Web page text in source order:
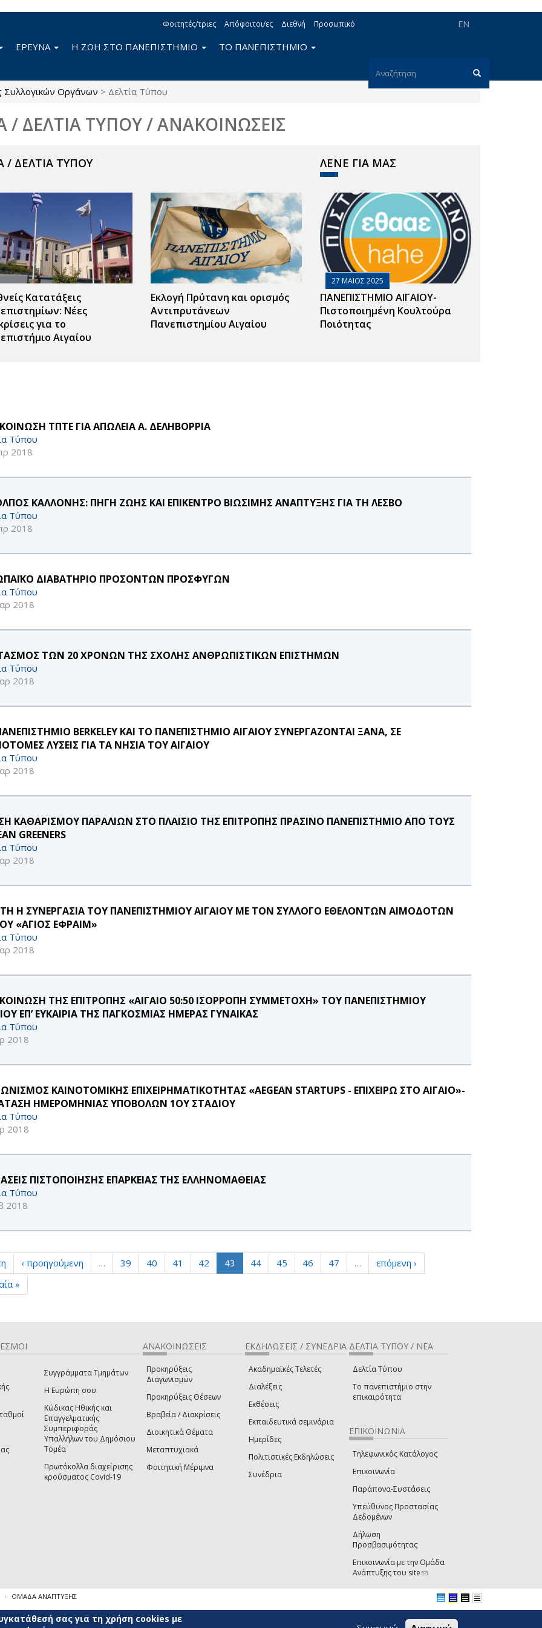
EN
Φοιτητές/τριες Απόφοιτοι/ες Διεθνή Προσωπικό
Φόρμα
ΕΡΕΥΝΑ Η ΖΩΗ ΣΤΟ ΠΑΝΕΠΙΣΤΗΜΙΟ ΤΟ ΠΑΝΕΠΙΣΤΗΜΙΟ
Συλλογικών Οργάνων > Δελτία Τύπου
/ ΔΕΛΤΙΑ ΤΥΠΟΥ / ΑΝΑΚΟΙΝΩΣΕΙΣ
/ ΔΕΛΤΙΑ ΤΥΠΟΥ
Κατατάξεις
Νέες
για το
Αιγαίου
Εκλογή Πρύτανη και ορισμός
Αντιπρυτάνεων
Πανεπιστημίου Αιγαίου
ΛΕΝΕ ΓΙΑ ΜΑΣ
27 ΜΑΙΟΣ 2025
ΠΑΝΕΠΙΣΤΗΜΙΟ ΑΙΓΑΙΟΥ-
Πιστοποιημένη Κουλτούρα
Ποιότητας
ΤΠΤΕ ΓΙΑ ΑΠΩΛΕΙΑ Α. ΔΕΛΗΒΟΡΡΙΑ
Τύπου
2018
ΚΑΛΛΟΝΗΣ: ΠΗΓΗ ΖΩΗΣ ΚΑΙ ΕΠΙΚΕΝΤΡΟ ΒΙΩΣΙΜΗΣ ΑΝΑΠΤΥΞΗΣ ΓΙΑ ΤΗ ΛΕΣΒΟ
Τύπου
2018
ΔΙΑΒΑΤΗΡΙΟ ΠΡΟΣΟΝΤΩΝ ΠΡΟΣΦΥΓΩΝ
Τύπου
2018
ΤΩΝ 20 ΧΡΟΝΩΝ ΤΗΣ ΣΧΟΛΗΣ ΑΝΘΡΩΠΙΣΤΙΚΩΝ ΕΠΙΣΤΗΜΩΝ
Τύπου
2018
BERKELEY ΚΑΙ ΤΟ ΠΑΝΕΠΙΣΤΗΜΙΟ ΑΙΓΑΙΟΥ ΣΥΝΕΡΓΑΖΟΝΤΑΙ ΞΑΝΑ, ΣΕ
ΛΥΣΕΙΣ ΓΙΑ ΤΑ ΝΗΣΙΑ ΤΟΥ ΑΙΓΑΙΟΥ
Τύπου
2018
ΚΑΘΑΡΙΣΜΟΥ ΠΑΡΑΛΙΩΝ ΣΤΟ ΠΛΑΙΣΙΟ ΤΗΣ ΕΠΙΤΡΟΠΗΣ ΠΡΑΣΙΝΟ ΠΑΝΕΠΙΣΤΗΜΙΟ ΑΠΟ ΤΟΥΣ
GREENERS
Τύπου
2018
Η ΣΥΝΕΡΓΑΣΙΑ ΤΟΥ ΠΑΝΕΠΙΣΤΗΜΙΟΥ ΑΙΓΑΙΟΥ ΜΕ ΤΟΝ ΣΥΛΛΟΓΟ ΕΘΕΛΟΝΤΩΝ ΑΙΜΟΔΟΤΩΝ
«ΑΓΙΟΣ ΕΦΡΑΙΜ»
Τύπου
2018
ΤΗΣ ΕΠΙΤΡΟΠΗΣ «ΑΙΓΑΙΟ 50:50 ΙΣΟΡΡΟΠΗ ΣΥΜΜΕΤΟΧΗ» ΤΟΥ ΠΑΝΕΠΙΣΤΗΜΙΟΥ
ΕΠ’ ΕΥΚΑΙΡΙΑ ΤΗΣ ΠΑΓΚΟΣΜΙΑΣ ΗΜΕΡΑΣ ΓΥΝΑΙΚΑΣ
Τύπου
2018
ΚΑΙΝΟΤΟΜΙΚΗΣ ΕΠΙΧΕΙΡΗΜΑΤΙΚΟΤΗΤΑΣ «AEGEAN STARTUPS - ΕΠΙΧΕΙΡΩ ΣΤΟ ΑΙΓΑΙΟ»-
ΗΜΕΡΟΜΗΝΙΑΣ ΥΠΟΒΟΛΩΝ 1ΟΥ ΣΤΑΔΙΟΥ
Τύπου
2018
ΠΙΣΤΟΠΟΙΗΣΗΣ ΕΠΑΡΚΕΙΑΣ ΤΗΣ ΕΛΛΗΝΟΜΑΘΕΙΑΣ
Τύπου
2018
‹ προηγούμενη … 39 40 41 42 43 44 45 46 47 …
επόμενη ›
»
Συγγράμματα Τμημάτων
Η Ευρώπη σου
Κώδικας Ηθικής και
Επαγγελματικής
Συμπεριφοράς
Υπαλλήλων του Δημόσιου
Τομέα
Πρωτόκολλα διαχείρισης
κρούσματος Covid-19
ΑΝΑΚΟΙΝΩΣΕΙΣ
Προκηρύξεις
Διαγωνισμών
Προκηρύξεις Θέσεων
Βραβεία / Διακρίσεις
Διοικητικά Θέματα
Μεταπτυχιακά
Φοιτητική Μέριμνα
ΕΚΔΗΛΩΣΕΙΣ / ΣΥΝΕΔΡΙΑ
Ακαδημαϊκές Τελετές
Διαλέξεις
Εκθέσεις
Εκπαιδευτικά σεμινάρια
Ημερίδες
Πολιτιστικές Εκδηλώσεις
Συνέδρια
ΔΕΛΤΙΑ ΤΥΠΟΥ / ΝΕΑ
Δελτία Τύπου
Το πανεπιστήμιο στην
επικαιρότητα
ΕΠΙΚΟΙΝΩΝΙΑ
Τηλεφωνικός Κατάλογος
Επικοινωνία
Παράπονα-Συστάσεις
Υπεύθυνος Προστασίας
Δεδομένων
Δήλωση
Προσβασιμότητας
Επικοινωνία με την Ομάδα
Ανάπτυξης του site(link sends e-mail)
ΟΜΑΔΑ ΑΝΑΠΤΥΞΗΣ
σας για τη χρήση cookies με